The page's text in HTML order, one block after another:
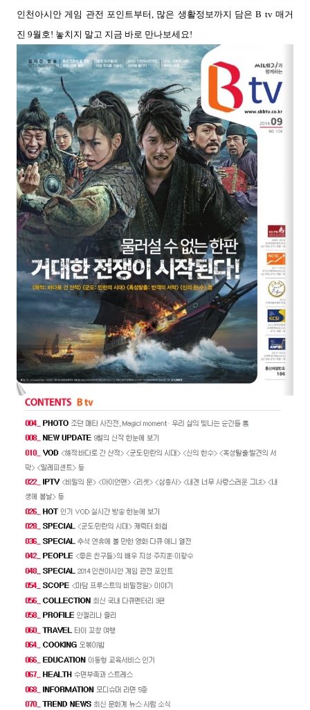
인천아시안 게임 관전 포인트부터, 많은 생활정보까지 담은 B tv 매거
진 9월호! 놓치지 말고 지금 바로 만나보세요!